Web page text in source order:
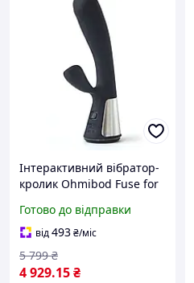
Інтерактивний вібратор-
кролик Ohmibod Fuse for
Готово до відправки
від493₴/міс
4 929.15₴
5 799 ₴